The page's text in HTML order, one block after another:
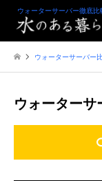
ウォーターサーバー徹底
ウォーターサーバー
ウォーターサ